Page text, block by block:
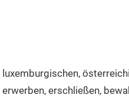
erschließen,